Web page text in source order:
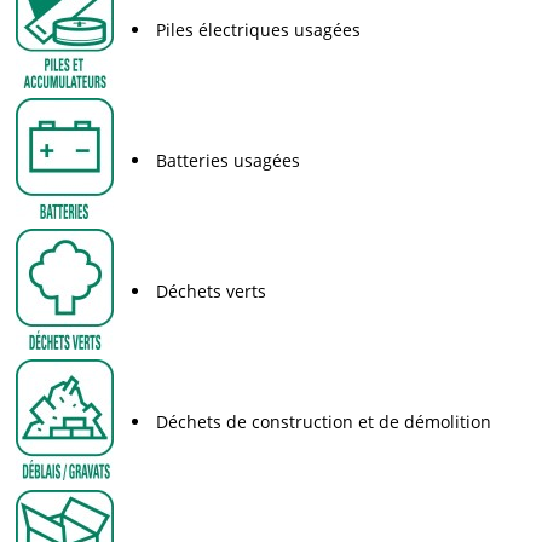
Piles électriques usagées
Batteries usagées
Déchets verts
Déchets de construction et de démolition